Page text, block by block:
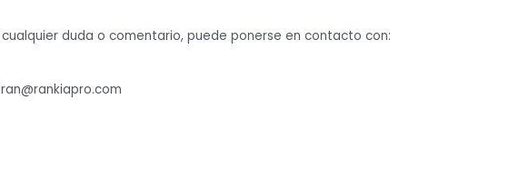
cualquier duda o comentario, puede ponerse en contacto con: